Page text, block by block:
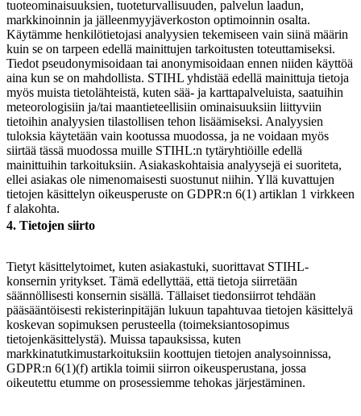
tuoteominaisuuksien, tuoteturvallisuuden, palvelun laadun,
markkinoinnin ja jälleenmyyjäverkoston optimoinnin osalta.
Käytämme henkilötietojasi analyysien tekemiseen vain siinä määrin
kuin se on tarpeen edellä mainittujen tarkoitusten toteuttamiseksi.
Tiedot pseudonymisoidaan tai anonymisoidaan ennen niiden käyttöä
aina kun se on mahdollista. STIHL yhdistää edellä mainittuja tietoja
myös muista tietolähteistä, kuten sää- ja karttapalveluista, saatuihin
meteorologisiin ja/tai maantieteellisiin ominaisuuksiin liittyviin
tietoihin analyysien tilastollisen tehon lisäämiseksi. Analyysien
tuloksia käytetään vain kootussa muodossa, ja ne voidaan myös
siirtää tässä muodossa muille STIHL:n tytäryhtiöille edellä
mainittuihin tarkoituksiin. Asiakaskohtaisia ​​analyysejä ei suoriteta,
ellei asiakas ole nimenomaisesti suostunut niihin. Yllä kuvattujen
tietojen käsittelyn oikeusperuste on GDPR:n 6(1) artiklan 1 virkkeen
f alakohta.
4. Tietojen siirto
Tietyt käsittelytoimet, kuten asiakastuki, suorittavat STIHL-
konsernin yritykset. Tämä edellyttää, että tietoja siirretään
säännöllisesti konsernin sisällä. Tällaiset tiedonsiirrot tehdään
pääsääntöisesti rekisterinpitäjän lukuun tapahtuvaa tietojen käsittelyä
koskevan sopimuksen perusteella (toimeksiantosopimus
tietojenkäsittelystä). Muissa tapauksissa, kuten
markkinatutkimustarkoituksiin koottujen tietojen analysoinnissa,
GDPR:n 6(1)(f) artikla toimii siirron oikeusperustana, jossa
oikeutettu etumme on prosessiemme tehokas järjestäminen.